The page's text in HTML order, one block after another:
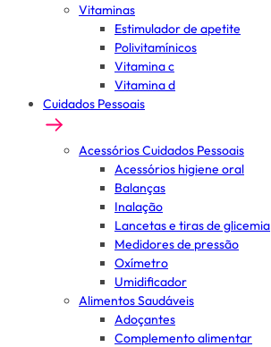
Vitaminas
Estimulador de apetite
Polivitamínicos
Vitamina c
Vitamina d
Cuidados Pessoais
Acessórios Cuidados Pessoais
Acessórios higiene oral
Balanças
Inalação
Lancetas e tiras de glicemia
Medidores de pressão
Oxímetro
Umidificador
Alimentos Saudáveis
Adoçantes
Complemento alimentar